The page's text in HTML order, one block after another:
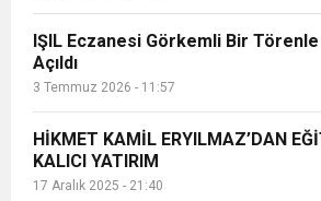
IŞIL Eczanesi Görkemli Bir
Açıldı
3 Temmuz 2026 - 11:57
HİKMET KAMİL ERYILMAZ’DAN
KALICI YATIRIM
17 Aralık 2025 - 21:40